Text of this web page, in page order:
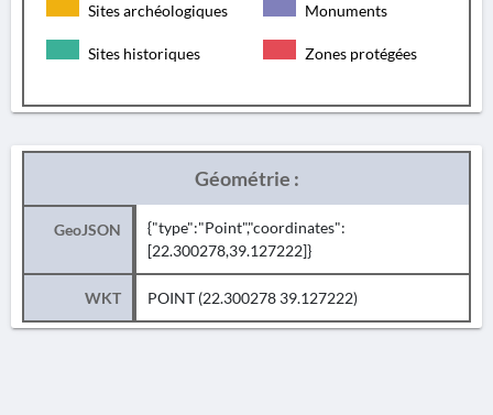
Sites archéologiques Monuments
Sites historiques Zones protégées
Géométrie :
GeoJSON
{"type":"Point","coordinates":
[22.300278,39.127222]}
WKT POINT (22.300278 39.127222)